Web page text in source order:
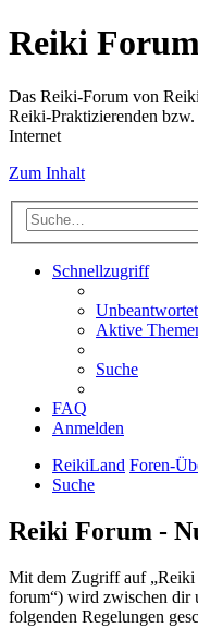
Reiki
Das Reiki-Forum von
Reiki-Praktizierenden
Internet
Zum Inhalt
Schnellzugriff
Aktive
Suche
FAQ
Anmelden
ReikiLand Foren-
Suche
Reiki Forum -
Mit dem Zugriff auf
forum“) wird zwischen dir
folgenden Regelungen